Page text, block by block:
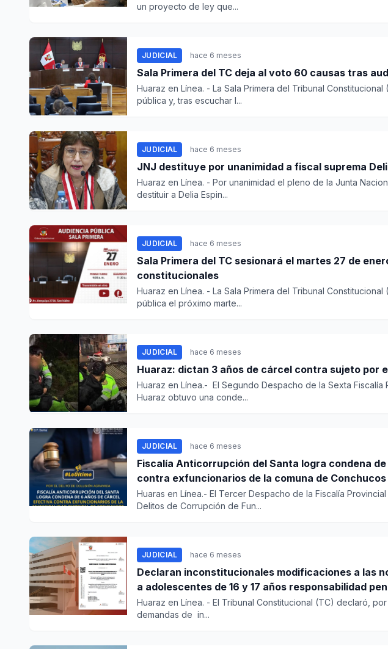
un proyecto de ley que...
JUDICIAL hace 6 meses
Sala Primera del TC deja al voto 60 causas tras
Huaraz en Línea. - La Sala Primera del Tribunal
pública y, tras escuchar l...
JUDICIAL hace 6 meses
JNJ destituye por unanimidad a fiscal suprema
Huaraz en Línea. - Por unanimidad el pleno de la Junta
destituir a Delia Espin...
JUDICIAL hace 6 meses
Sala Primera del TC sesionará el martes 27 de
constitucionales
Huaraz en Línea. - La Sala Primera del Tribunal
pública el próximo marte...
JUDICIAL hace 6 meses
Huaraz: dictan 3 años de cárcel contra sujeto por
Huaraz en Línea.- El Segundo Despacho de la Sexta Fiscalía
Huaraz obtuvo una conde...
JUDICIAL hace 6 meses
Fiscalía Anticorrupción del Santa logra condena
contra exfuncionarios de la comuna de Conchucos
Huaras en Línea.- El Tercer Despacho de la Fiscalía
Delitos de Corrupción de Fun...
JUDICIAL hace 6 meses
Declaran inconstitucionales modificaciones a las
a adolescentes de 16 y 17 años responsabilidad
Huaraz en Línea. - El Tribunal Constitucional (TC) declaró,
demandas de in...